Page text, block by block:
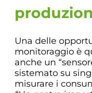
Una delle
monitoraggio è
anche un
sistemato su
misurare i